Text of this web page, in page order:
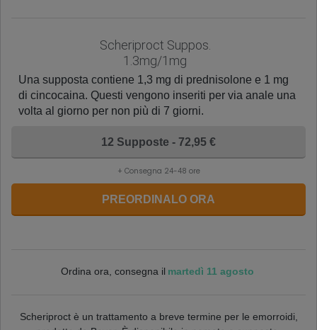
Scheriproct Suppos.
1.3mg/1mg
Una supposta contiene 1,3 mg di prednisolone e 1 mg
di cincocaina. Questi vengono inseriti per via anale una
volta al giorno per non più di 7 giorni.
12 Supposte - 72,95 €
+ Consegna 24-48 ore
PREORDINALO ORA
Ordina ora, consegna il martedì 11 agosto
Scheriproct è un trattamento a breve termine per le emorroidi,